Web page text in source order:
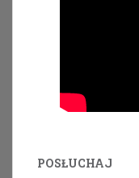
POSŁUCHAJ